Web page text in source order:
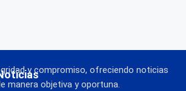
y compromiso, ofreciendo noticias
manera objetiva y oportuna.